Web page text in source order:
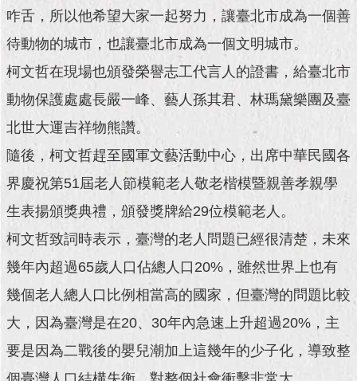
主
題
館
民
互
動
活
動
主
館
回
首
頁
網
站
咋舌，所以他希望大家一起努力，讓臺北市成為一個善
待動物的城市，也讓臺北市成為一個文明城市。
柯文哲在現場也頒發榮譽志工代言人的證書，給臺北市
動物保護處處長嚴一峰、藝人孫其君、林瑪黛樂團及臺
北世大運吉祥物熊讚。
隨後，柯文哲趕至國軍文藝活動中心，出席中華民國各
界慶祝第51屆老人節模範老人敬老楷模暨親善孝親學
生表揚頒獎典禮，頒發獎牌給29位模範老人。
柯文哲致詞時表示，臺灣的老人問題已經很清楚，未來
幾年內超過65歲人口佔總人口20%，雖然世界上也有
幾個老人總人口比例相當高的國家，但臺灣的問題比較
大，因為臺灣是在20、30年內急速上升超過20%，主
要是因為二戰後的嬰兒潮加上這幾年的少子化，導致整